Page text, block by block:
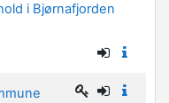
i Bjørnafjorden